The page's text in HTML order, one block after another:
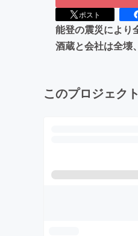
ポスト
能登の震災によ
酒蔵と会社は全壊
このプロジェク